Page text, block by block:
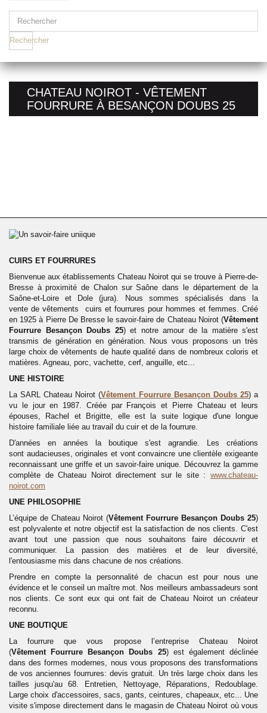
Rechercher
CHATEAU NOIROT - VÊTEMENT
FOURRURE À BESANÇON DOUBS 25
CUIRS ET FOURRURES
Bienvenue aux établissements Chateau Noirot qui se trouve à Pierre-de-
Bresse à proximité de Chalon sur Saône dans le département de la
Saône-et-Loire et Dole (jura). Nous sommes spécialisés dans la
vente de vêtements cuirs et fourrures pour hommes et femmes. Créé
en 1925 à Pierre De Bresse le savoir-faire de Chateau Noirot (Vêtement
Fourrure Besançon Doubs 25) et notre amour de la matière s'est
transmis de génération en génération. Nous vous proposons un très
large choix de vêtements de haute qualité dans de nombreux coloris et
matières. Agneau, porc, vachette, cerf, anguille, etc...
UNE HISTOIRE
La SARL Chateau Noirot (Vêtement Fourrure Besançon Doubs 25) a
vu le jour en 1987. Créée par François et Pierre Chateau et leurs
épouses, Rachel et Brigitte, elle est la suite logique d'une longue
histoire familiale liée au travail du cuir et de la fourrure.
D'années en années la boutique s'est agrandie. Les créations
sont audacieuses, originales et vont convaincre une clientèle exigeante
reconnaissant une griffe et un savoir-faire unique. Découvrez la gamme
complète de Chateau Noirot directement sur le site : www.chateau-
noirot.com
UNE PHILOSOPHIE
L’équipe de Chateau Noirot (Vêtement Fourrure Besançon Doubs 25)
est polyvalente et notre objectif est la satisfaction de nos clients. C'est
avant tout une passion que nous souhaitons faire découvrir et
communiquer. La passion des matières et de leur diversité,
l'entousiasme mis dans chacune de nos créations.
Prendre en compte la personnalité de chacun est pour nous une
évidence et le conseil un maître mot. Nos meilleurs ambassadeurs sont
nos clients. Ce sont eux qui ont fait de Chateau Noirot un créateur
reconnu.
UNE BOUTIQUE
La fourrure que vous propose l’entreprise Chateau Noirot
(Vêtement Fourrure Besançon Doubs 25) est également déclinée
dans des formes modernes, nous vous proposons des transformations
de vos anciennes fourrures: devis gratuit. Un très large choix dans les
tailles jusqu'au 68. Entretien, Nettoyage, Réparations, Redoublage.
Large choix d'accessoires, sacs, gants, ceintures, chapeaux, etc... Une
visite s'impose directement dans le magasin de Chateau Noirot où vous